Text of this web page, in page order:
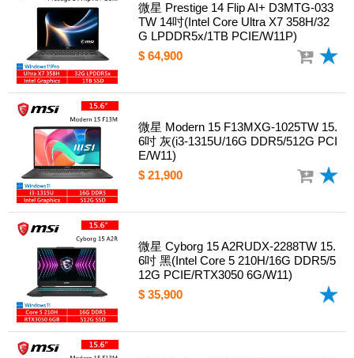
微星 Prestige 14 Flip AI+ D3MTG-033
TW 14吋(Intel Core Ultra X7 358H/32
G LPDDR5x/1TB PCIE/W11P)
$ 64,900
微星 Modern 15 F13MXG-1025TW 15.
6吋 灰(i3-1315U/16G DDR5/512G PCI
E/W11)
$ 21,900
微星 Cyborg 15 A2RUDX-2288TW 15.
6吋 黑(Intel Core 5 210H/16G DDR5/5
12G PCIE/RTX3050 6G/W11)
$ 35,900